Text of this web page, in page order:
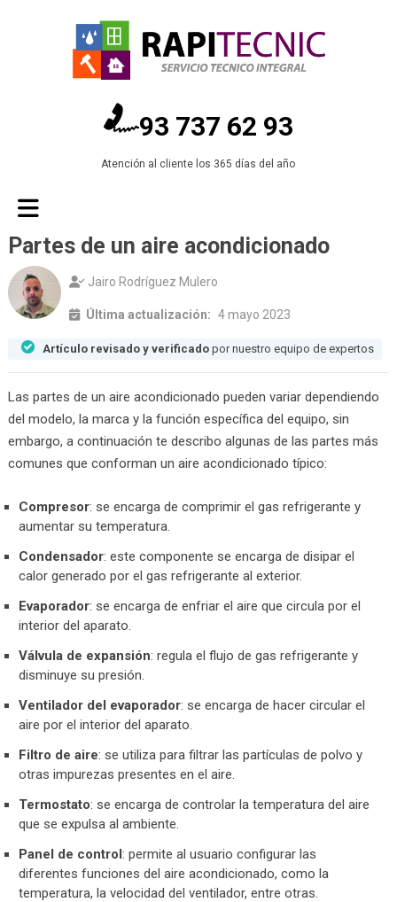
93 737 62 93
Atención al cliente los 365 días del año
Partes de un aire acondicionado
Jairo Rodríguez Mulero
Última actualización: 4 mayo 2023
Artículo revisado y verificado por nuestro equipo de expertos
Las partes de un aire acondicionado pueden variar dependiendo
del modelo, la marca y la función específica del equipo, sin
embargo, a continuación te describo algunas de las partes más
comunes que conforman un aire acondicionado típico:
Compresor: se encarga de comprimir el gas refrigerante y
aumentar su temperatura.
Condensador: este componente se encarga de disipar el
calor generado por el gas refrigerante al exterior.
Evaporador: se encarga de enfriar el aire que circula por el
interior del aparato.
Válvula de expansión: regula el flujo de gas refrigerante y
disminuye su presión.
Ventilador del evaporador: se encarga de hacer circular el
aire por el interior del aparato.
Filtro de aire: se utiliza para filtrar las partículas de polvo y
otras impurezas presentes en el aire.
Termostato: se encarga de controlar la temperatura del aire
que se expulsa al ambiente.
Panel de control: permite al usuario configurar las
diferentes funciones del aire acondicionado, como la
temperatura, la velocidad del ventilador, entre otras.